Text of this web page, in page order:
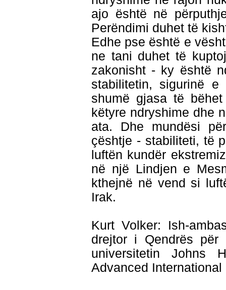
ajo është në
Perëndimi duhet të
Edhe pse është e
ne tani duhet të
zakonisht - ky është
stabilitetin, sigurinë
shumë gjasa të
këtyre ndryshime dhe
ata. Dhe mundësi
çështje - stabiliteti, të
luftën kundër
në një Lindjen e
kthejnë në vend si
Irak.
Kurt Volker: Ish-
drejtor i Qendrës për
universitetin Johns
Advanced International